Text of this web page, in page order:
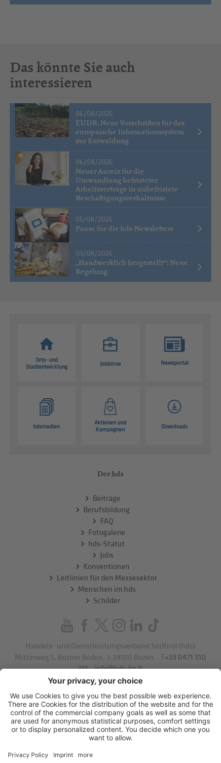
Das könnte Sie auch
interessieren
06/08/2026
EUDR: Neue Vorschriften für das
europäische Informationssystem
zur Entwaldung
06/08/2026
Neuer Anreiz für die
Umwandlung befristeter
Arbeitsverträge in unbefristete
Beschäftigungsverhältnisse
05/08/2026
Pause für die hds-Newsletters
03/08/2026
„Handwerklich hergestellt“: Neue
Regelung
Orts- und
Stadtentwicklung
Jobbörse Newsportal
hdsmedien
Aktionen und
Kampagnen
Downloads
Der hds
Beiträge
Berufsbildung
FAQ
Fotogalerie
hds-Statut
Jobs
Konventionen
Leitlinien für den Messesektor
Menschen im hds
Schilder
Handels- und Dienstleistungsverband Südtirol (hds)
Mitterweg 5, Bozner Boden
I-39100 Bozen . T+39 0471 310
311.info@hds-bz.it
Impressum
Datenschutzerklärung
Cookie-Einstellungen
Sitemap